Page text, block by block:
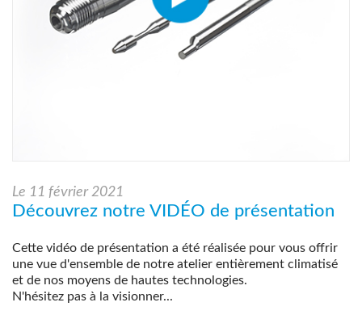
Le 11 février 2021
Découvrez notre VIDÉO de présentation
Cette vidéo de présentation a été réalisée pour vous offrir
une vue d'ensemble de notre atelier entièrement climatisé
et de nos moyens de hautes technologies.
N'hésitez pas à la visionner...